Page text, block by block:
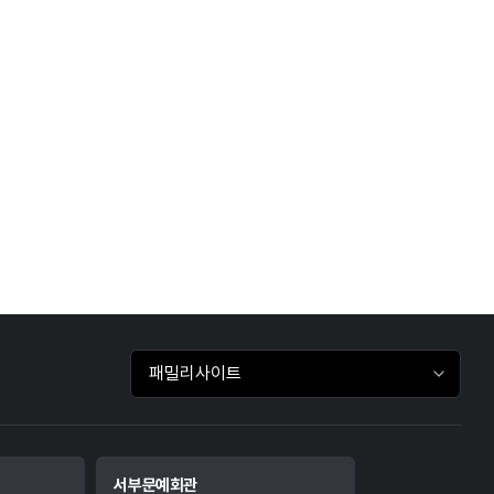
패밀리사이트 바로가기
서부문예회관